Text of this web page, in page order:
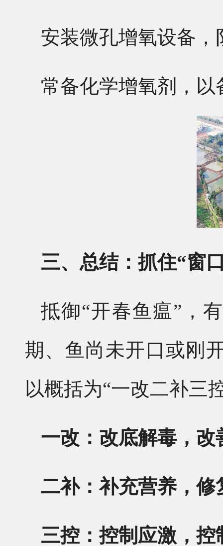
安装微孔增氧设备
常备化学增氧剂，以
三、总结：抓住“窗
抵御“开春鱼瘟”，
期、鱼尚未开口或刚
以概括为“一改二补三
一改：改底解毒，改
二补：补充营养，修
三控：控制应激，控